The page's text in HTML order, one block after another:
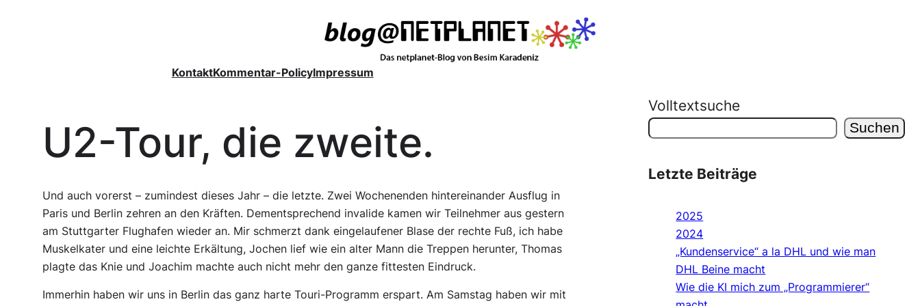
KontaktKommentar-PolicyImpressum
U2-Tour, die zweite.
Und auch vorerst – zumindest dieses Jahr – die letzte. Zwei Wochenenden hintereinander Ausflug in
Paris und Berlin zehren an den Kräften. Dementsprechend invalide kamen wir Teilnehmer aus gestern
am Stuttgarter Flughafen wieder an. Mir schmerzt dank eingelaufener Blase der rechte Fuß, ich habe
Muskelkater und eine leichte Erkältung, Jochen lief wie ein alter Mann die Treppen herunter, Thomas
plagte das Knie und Joachim machte auch nicht mehr den ganze fittesten Eindruck.
Immerhin haben wir uns in Berlin das ganz harte Touri-Programm erspart. Am Samstag haben wir mit
Volltextsuche
Suchen
Letzte Beiträge
2025
2024
„Kundenservice“ a la DHL und wie man
DHL Beine macht
Wie die KI mich zum „Programmierer“